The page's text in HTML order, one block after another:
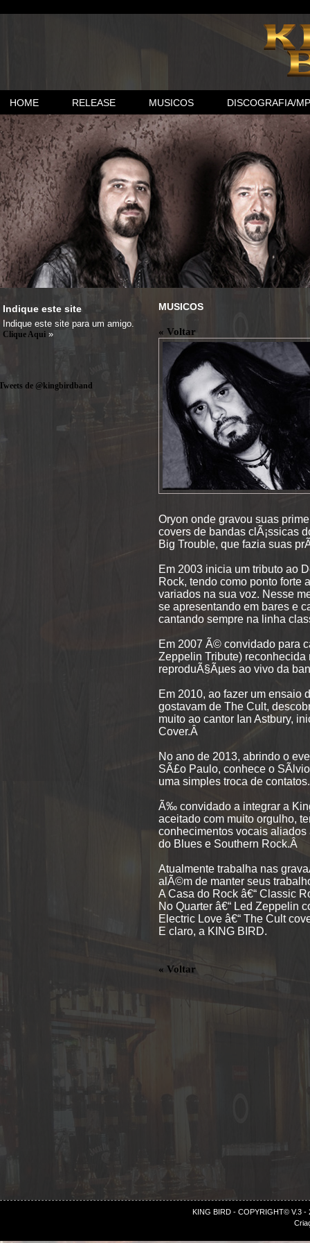
HOME RELEASE MUSICOS DISCOGRAFIA/
Indique este site
Indique este site para um amigo.
Clique Aqui »
de @kingbirdband
MUSICOS
« Voltar
Oryon onde gravou suas
covers de bandas clÃ¡ssicas
Big Trouble, que fazia suas
Em 2003 inicia um tributo ao
Rock, tendo como ponto forte
variados na sua voz. Nesse
se apresentando em bares e
cantando sempre na linha
Em 2007 Ã© convidado para
Zeppelin Tribute)
reproduÃ§Ãµes ao vivo da
Em 2010, ao fazer um ensaio
gostavam de The Cult,
muito ao cantor Ian Astbury,
Cover.Â
No ano de 2013, abrindo o
SÃ£o Paulo, conhece o
uma simples troca de
Ã‰ convidado a integrar a
aceitado com muito orgulho,
conhecimentos vocais
do Blues e Southern Rock.Â
Atualmente trabalha nas
alÃ©m de manter seus
A Casa do Rock â€“ Classic
No Quarter â€“ Led Zeppelin
Electric Love â€“ The Cult
E claro, a KING BIRD.
« Voltar
KING BIRD - COPYRIGHT© V.3 -